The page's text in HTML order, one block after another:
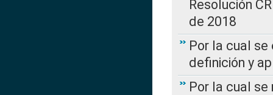
Resolución
de 2018
Por la cual
definición y
Por la cual